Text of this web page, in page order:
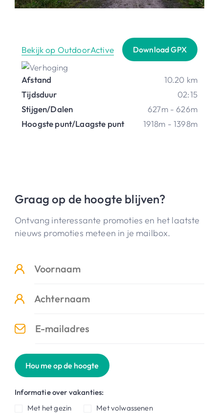
Bekijk op OutdoorActive Download GPX
Afstand
10.20 km
Tijdsduur
02:15
Stijgen/Dalen
627m - 626m
Hoogste punt/Laagste punt
1918m - 1398m
Graag op de hoogte blijven?
Ontvang interessante promoties en het laatste
nieuws promoties meteen in je mailbox.
Hou me op de hoogte
Informatie over vakanties:
Met het gezin
Met volwassenen